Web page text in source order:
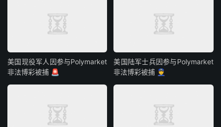
美国现役军人因参与Polymarket
非法博彩被捕 🚨
美国陆军士兵因参与Polymarket
非法博彩被捕 👮